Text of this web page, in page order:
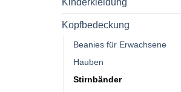
Kopfbedeckung
Beanies für Erwachsene
Hauben
Stirnbänder